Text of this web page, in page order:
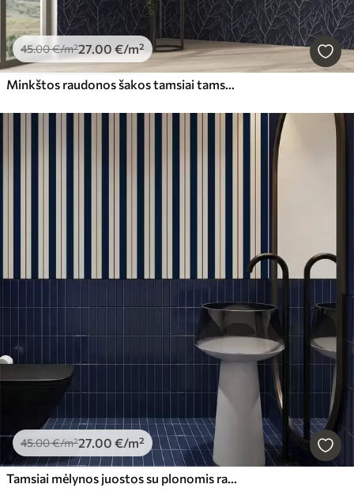
45.00€/m²27.00 €/m²
Minkštos raudonos šakos tamsiai tamsiai mėlyname fone
45.00€/m²27.00 €/m²
Tamsiai mėlynos juostos su plonomis raudonomis linijomis